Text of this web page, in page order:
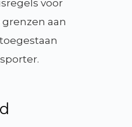
voor
aan